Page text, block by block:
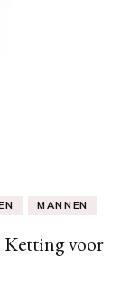
MANNEN
Ketting voor